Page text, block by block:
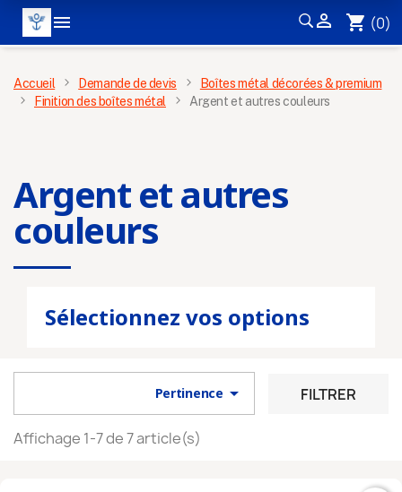
  shopping_cart (0)
MENU
Accueil Demande de devis
Boîtes métal décorées & premium
Finition des boîtes métal
Argent et autres couleurs
Argent et autres
couleurs
Sélectionnez vos options
Pertinence  FILTRER
Affichage 1-7 de 7 article(s)